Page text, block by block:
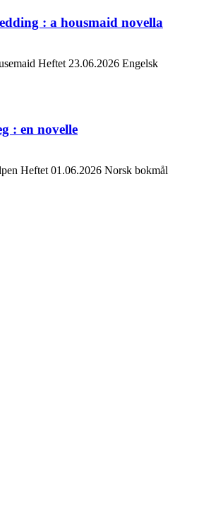
: a housmaid novella
Heftet 23.06.2026 Engelsk
: en novelle
Heftet 01.06.2026 Norsk bokmål